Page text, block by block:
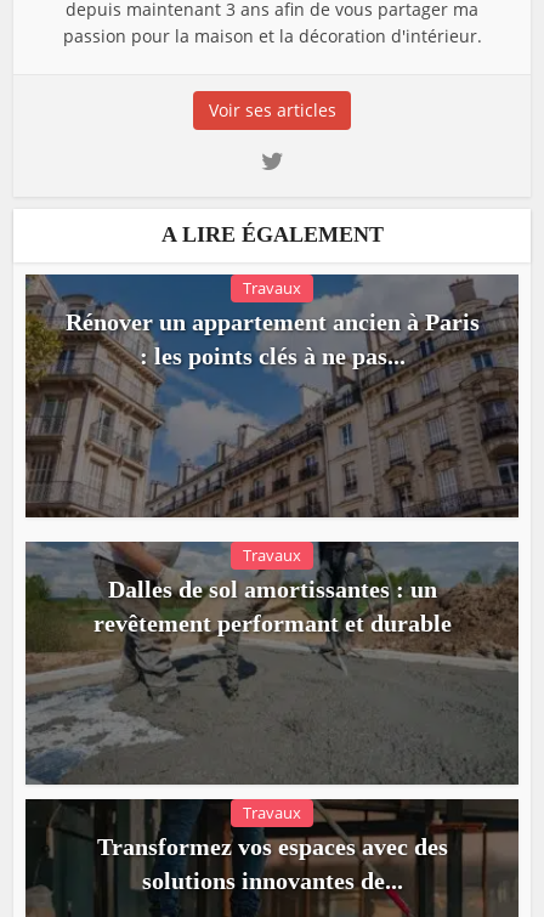
depuis maintenant 3 ans afin de vous partager ma
passion pour la maison et la décoration d'intérieur.
Voir ses articles
A LIRE ÉGALEMENT
Travaux
Rénover un appartement ancien à Paris
: les points clés à ne pas...
Travaux
Dalles de sol amortissantes : un
revêtement performant et durable
Travaux
Transformez vos espaces avec des
solutions innovantes de...